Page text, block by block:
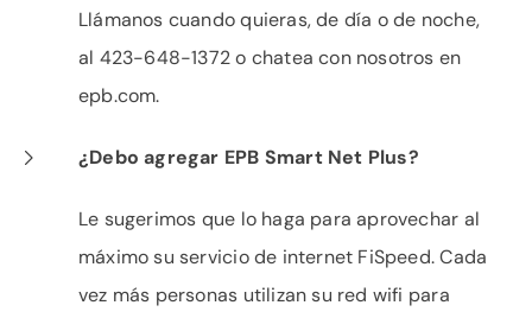
Llámanos cuando quieras, de día o de noche,
al 423-648-1372 o chatea con nosotros en
epb.com.
¿Debo agregar EPB Smart Net Plus?
Le sugerimos que lo haga para aprovechar al
máximo su servicio de internet FiSpeed. Cada
vez más personas utilizan su red wifi para